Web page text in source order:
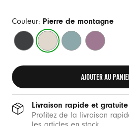
Couleur: Pierre de montagne
Noir
obscur
Pierre
de
Bleu
tempête
Violet
vespéral
AJOUTER AU
Livraison rapide et gratuite
Profitez de la livraison